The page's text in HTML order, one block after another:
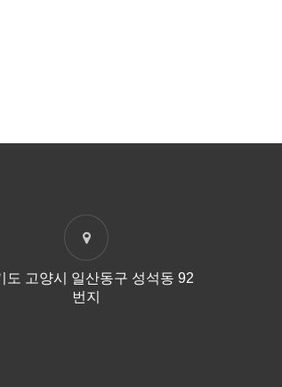
도 고양시 일산동구 성석동 92
번지